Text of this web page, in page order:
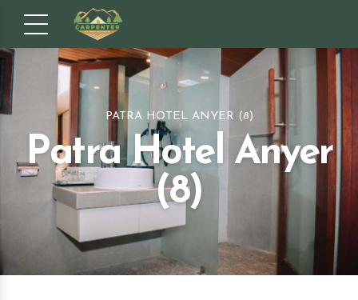
PATRA HOTEL ANYER (8)
Patra Hotel Anyer
(8)